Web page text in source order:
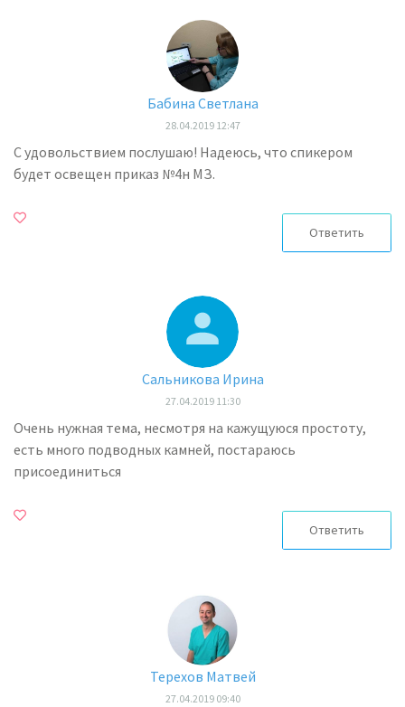
Бабина Светлана
28.04.2019 12:47
С удовольствием послушаю! Надеюсь, что спикером
будет освещен приказ №4н МЗ.
Ответить
Сальникова Ирина
27.04.2019 11:30
Очень нужная тема, несмотря на кажущуюся простоту,
есть много подводных камней, постараюсь
присоединиться
Ответить
Терехов Матвей
27.04.2019 09:40